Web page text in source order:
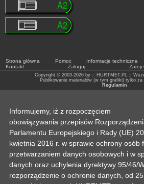
Strona główna Pomoc Informacje techniczne
Kontakt
Zaloguj
Copyright © 2003-2026 by :: HURTMET.PL ::
Publikowanie materiałów (w tym grafiki) tylko
Regulamin
Informujemy, iż z rozpoczęciem
obowiązywania przepisów
Parlamentu Europejskiego i Rady (UE)
kwietnia 2016 r. w sprawie ochrony osób
przetwarzaniem danych osobowych i w
danych oraz uchylenia dyrektywy 95/46/
rozporządzenie o ochronie danych, od